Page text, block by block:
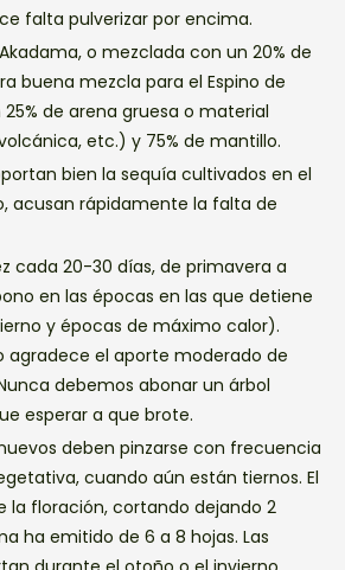
falta pulverizar por encima.
Akadama, o mezclada con un 20% de
buena mezcla para el Espino de
de arena gruesa o material
etc.) y 75% de mantillo.
bien la sequía cultivados en el
acusan rápidamente la falta de
cada 20-30 días, de primavera a
en las épocas en las que detiene
y épocas de máximo calor).
agradece el aporte moderado de
debemos abonar un árbol
esperar a que brote.
deben pinzarse con frecuencia
cuando aún están tiernos. El
la floración, cortando dejando 2
ha emitido de 6 a 8 hojas. Las